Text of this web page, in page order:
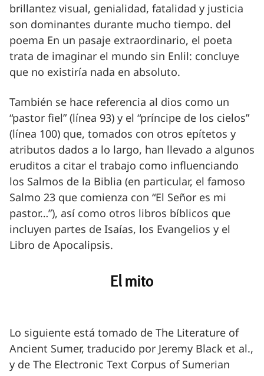
brillantez visual, genialidad, fatalidad y justicia
son dominantes durante mucho tiempo. del
poema En un pasaje extraordinario, el poeta
trata de imaginar el mundo sin Enlil: concluye
que no existiría nada en absoluto.
También se hace referencia al dios como un
“pastor fiel” (línea 93) y el “príncipe de los cielos”
(línea 100) que, tomados con otros epítetos y
atributos dados a lo largo, han llevado a algunos
eruditos a citar el trabajo como influenciando
los Salmos de la Biblia (en particular, el famoso
Salmo 23 que comienza con “El Señor es mi
pastor…”), así como otros libros bíblicos que
incluyen partes de Isaías, los Evangelios y el
Libro de Apocalipsis.
El mito
Lo siguiente está tomado de The Literature of
Ancient Sumer, traducido por Jeremy Black et al.,
y de The Electronic Text Corpus of Sumerian